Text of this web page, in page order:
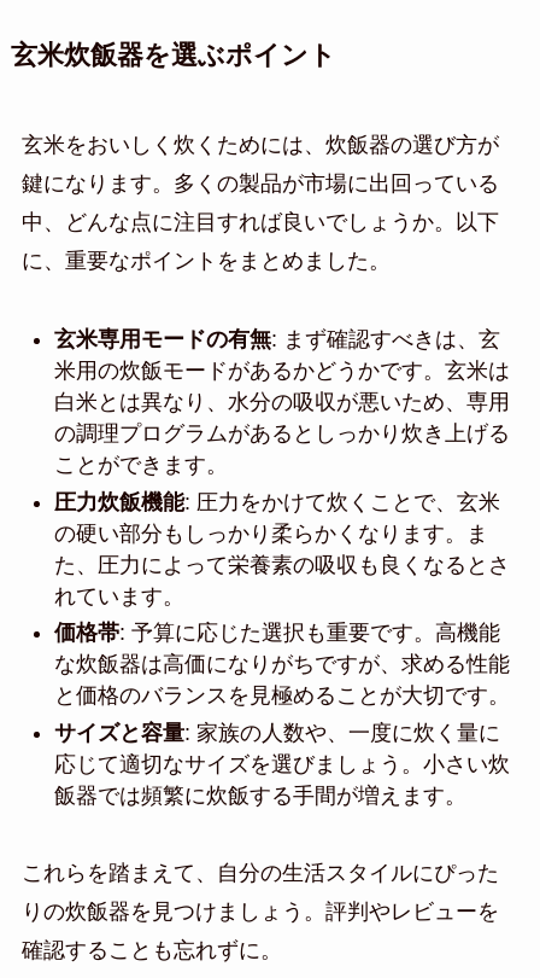
玄米炊飯器を選ぶポイント
玄米をおいしく炊くためには、炊飯器の選び方が
鍵になります。多くの製品が市場に出回っている
中、どんな点に注目すれば良いでしょうか。以下
に、重要なポイントをまとめました。
玄米専用モードの有無: まず確認すべきは、玄
米用の炊飯モードがあるかどうかです。玄米は
白米とは異なり、水分の吸収が悪いため、専用
の調理プログラムがあるとしっかり炊き上げる
ことができます。
圧力炊飯機能: 圧力をかけて炊くことで、玄米
の硬い部分もしっかり柔らかくなります。ま
た、圧力によって栄養素の吸収も良くなるとさ
れています。
価格帯: 予算に応じた選択も重要です。高機能
な炊飯器は高価になりがちですが、求める性能
と価格のバランスを見極めることが大切です。
サイズと容量: 家族の人数や、一度に炊く量に
応じて適切なサイズを選びましょう。小さい炊
飯器では頻繁に炊飯する手間が増えます。
これらを踏まえて、自分の生活スタイルにぴった
りの炊飯器を見つけましょう。評判やレビューを
確認することも忘れずに。